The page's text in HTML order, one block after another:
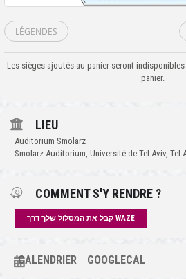
LÉGENDES
Les sièges ajoutés au panier seront
panier.
LIEU
Auditorium Smolarz
Smolarz Auditorium, Université de Tel Aviv, Tel
COMMENT S'Y RENDRE ?
קבל את המסלול שלך דרך WAZE
CALENDRIER GOOGLECAL